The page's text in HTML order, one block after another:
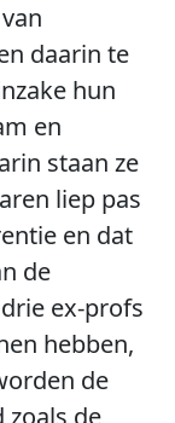
daarin te
hun
en
staan ze
liep pas
en dat
de
ex-profs
hebben,
de
zoals de